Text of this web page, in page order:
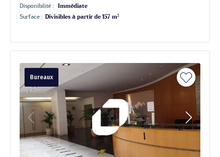
Disponibilité :
Immédiate
Surface : Divisibles à partir de 157 m²
Bureaux